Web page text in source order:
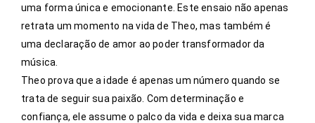
uma forma única e emocionante. Este ensaio não apenas
retrata um momento na vida de Theo, mas também é
uma declaração de amor ao poder transformador da
música.
Theo prova que a idade é apenas um número quando se
trata de seguir sua paixão. Com determinação e
confiança, ele assume o palco da vida e deixa sua marca